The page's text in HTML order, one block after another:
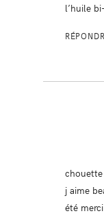
l’huile
chouette
j aime
été